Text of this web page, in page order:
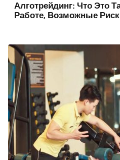
Алготрейдинг: Что Это
Работе, Возможные